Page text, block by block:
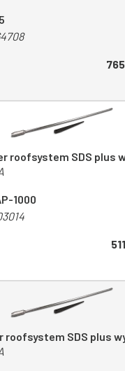
roofsystem SDS plus
1000
roofsystem SDS plus